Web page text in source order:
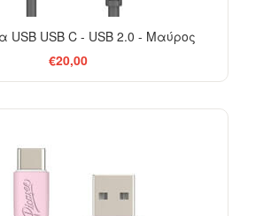
USB USB C - USB 2.0 - Μαύρος
€20,00